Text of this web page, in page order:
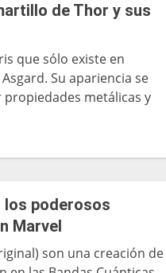
de Thor y sus
que sólo existe en
Su apariencia se
metálicas y
los poderosos
Marvel
son una creación de